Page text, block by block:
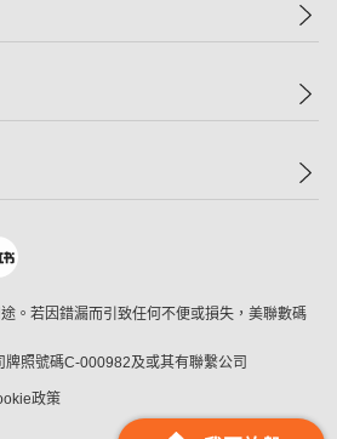
。若因錯漏而引致任何不便或損失，美聯數碼
照號碼C-000982及或其有聯繫公司
政策